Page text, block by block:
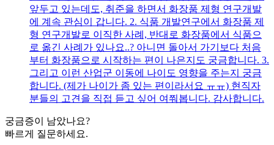
앞두고 있는데도, 취준을 하면서 화장품 제형 연구개발
에 계속 관심이 갑니다. 2. 식품 개발연구에서 화장품 제
형 연구개발로 이직한 사례, 반대로 화장품에서 식품으
로 옮긴 사례가 있나요..? 아니면 돌아서 가기보다 처음
부터 화장품으로 시작하는 편이 나은지도 궁금합니다. 3.
그리고 이런 산업군 이동에 나이도 영향을 주는지 궁금
합니다. (제가 나이가 좀 있는 편이라서요 ㅠㅠ) 현직자
분들의 고견을 직접 듣고 싶어 여쭤봅니다. 감사합니다.
궁금증이 남았나요?
빠르게 질문하세요.